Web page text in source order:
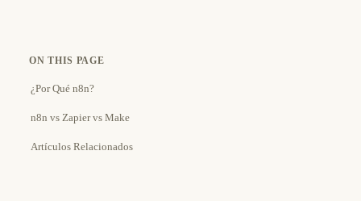
ON THIS PAGE
¿Por Qué n8n?
n8n vs Zapier vs Make
Artículos Relacionados